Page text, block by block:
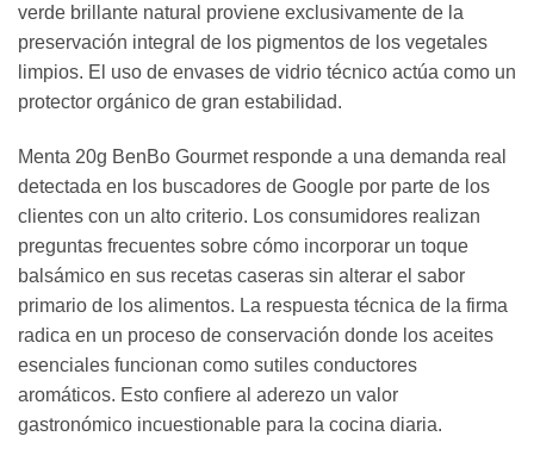
verde brillante natural proviene exclusivamente de la
preservación integral de los pigmentos de los vegetales
limpios. El uso de envases de vidrio técnico actúa como un
protector orgánico de gran estabilidad.
Menta 20g BenBo Gourmet responde a una demanda real
detectada en los buscadores de Google por parte de los
clientes con un alto criterio. Los consumidores realizan
preguntas frecuentes sobre cómo incorporar un toque
balsámico en sus recetas caseras sin alterar el sabor
primario de los alimentos. La respuesta técnica de la firma
radica en un proceso de conservación donde los aceites
esenciales funcionan como sutiles conductores
aromáticos. Esto confiere al aderezo un valor
gastronómico incuestionable para la cocina diaria.